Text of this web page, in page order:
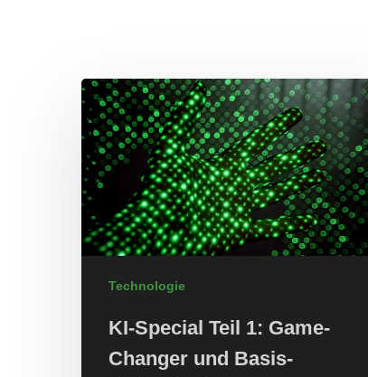
Hit enter to search or ESC to close
Technologie
KI-Special Teil 1: Game-
Changer und Basis-